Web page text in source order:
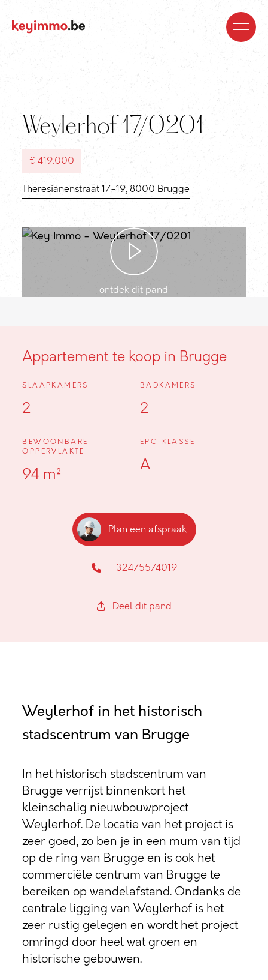
Weylerhof 17/0201
€ 419.000
Theresianenstraat 17-19, 8000 Brugge
ontdek dit pand
Appartement te koop in Brugge
SLAAPKAMERS
2
BADKAMERS
2
BEWOONBARE
OPPERVLAKTE
94 m²
EPC-KLASSE
A
Plan een afspraak
+32475574019
Deel dit pand
Weylerhof in het historisch
stadscentrum van Brugge
In het historisch stadscentrum van
Brugge verrijst binnenkort het
kleinschalig nieuwbouwproject
Weylerhof. De locatie van het project is
zeer goed, zo ben je in een mum van tijd
op de ring van Brugge en is ook het
commerciële centrum van Brugge te
bereiken op wandelafstand. Ondanks de
centrale ligging van Weylerhof is het
zeer rustig gelegen en wordt het project
omringd door heel wat groen en
historische gebouwen.